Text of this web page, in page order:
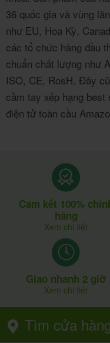
36 quốc gia và vùng
như EU, Hoa Kỳ,
các tổ chức hàng đầu
chuẩn chất lượng như
ISO, CE, RosH. Đây
cầm tay xếp hạng
điện tử toàn cầu
Cam kết 100%
hãng
Xem chi tiết
Giao nhanh 2 giờ
Xem chi tiết
Tìm cửa